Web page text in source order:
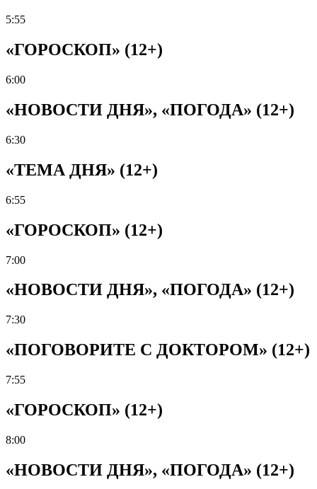
5:55
«ГОРОСКОП» (12+)
6:00
«НОВОСТИ ДНЯ», «ПОГОДА» (12+)
6:30
«ТЕМА ДНЯ» (12+)
6:55
«ГОРОСКОП» (12+)
7:00
«НОВОСТИ ДНЯ», «ПОГОДА» (12+)
7:30
«ПОГОВОРИТЕ С ДОКТОРОМ» (12+)
7:55
«ГОРОСКОП» (12+)
8:00
«НОВОСТИ ДНЯ», «ПОГОДА» (12+)